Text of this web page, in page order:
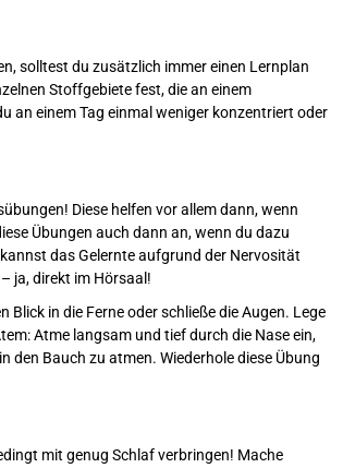
solltest du zusätzlich immer einen Lernplan
Stoffgebiete fest, die an einem
an einem Tag einmal weniger konzentriert oder
Diese helfen vor allem dann, wenn
Übungen auch dann an, wenn du dazu
das Gelernte aufgrund der Nervosität
– ja, direkt im Hörsaal!
Blick in die Ferne oder schließe die Augen. Lege
Atme langsam und tief durch die Nase ein,
den Bauch zu atmen. Wiederhole diese Übung
mit genug Schlaf verbringen! Mache